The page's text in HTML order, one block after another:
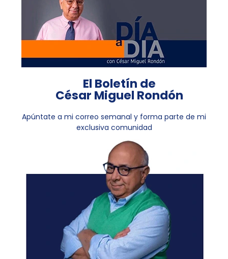
El Boletín de
César Miguel Rondón
Apúntate a mi correo semanal y forma parte de mi
exclusiva comunidad